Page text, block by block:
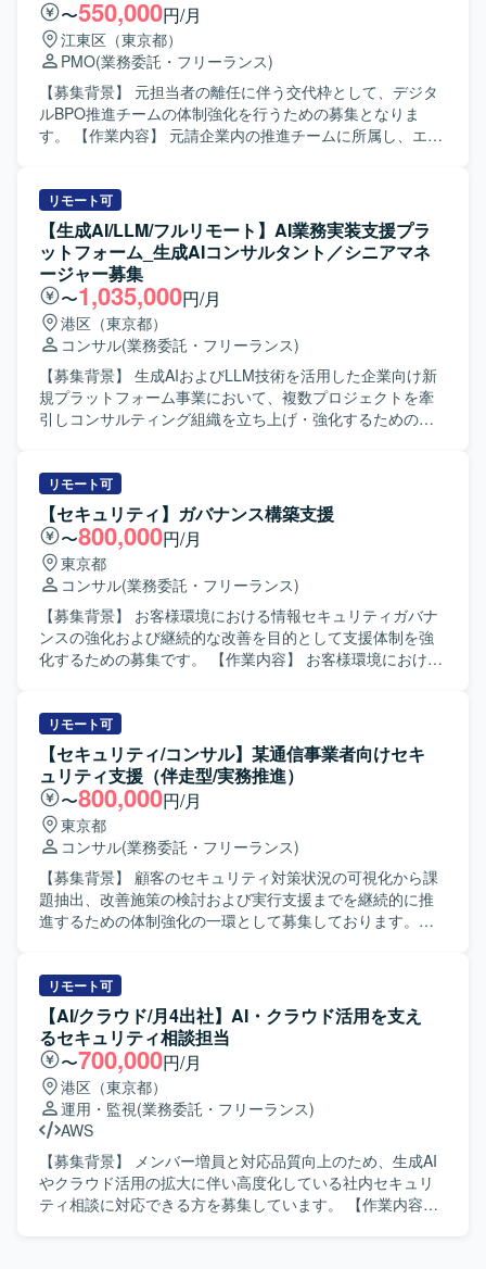
〜550,000円/月
江東区（東京都）
PMO(業務委託・フリーランス)
【募集背景】 元担当者の離任に伴う交代枠として、デジタ
ルBPO推進チームの体制強化を行うための募集となりま
す。 【作業内容】 元請企業内の推進チームに所属し、エン
成、導入サービスの説明および関連資料の作成、管理資料
の更新、顧客へのサービス説明と質疑応答、全体スケジュ
ールの管理、開発チームを含む関係各所との連携、定例会
への参加と意見出し、問い合わせ対応など、プロジェクト
推進に関わる調整業務全般をご担当いただきます。 【求め
る人物像】 顧客の業務内容を主体的に理解し、分かりやす
いドキュメントへ落とし込める方を求めております。多部
署・多関係者と円滑にコミュニケーションを取りながら、
自ら課題を見つけて行動できる能動性をお持ちの方にマッ
チするポジションです。また、役職者クラスのステークホ
ルダーに対しても臆することなく説明や折衝ができる方を
プロジェクトの推進をリーダークラスとして経験いただけ
ます。複数部門との調整やサービス導入のフロント対応を
通じて、ドキュメンテーションスキルやマネジメントスキ
ル、業務改善に関する知見を幅広く習得・発揮できる環境
です。 【開発環境】 ドキュメント作成や説明資料作成にお
いて、ExcelおよびPowerPointなどのオフィスツールを利用
いたします。
リモート可
【生成AI/LLM/フルリモート】AI業務実装支援プラ
ットフォーム_生成AIコンサルタント／シニアマネ
ージャー募集
〜1,035,000円/月
港区（東京都）
コンサル(業務委託・フリーランス)
【募集背景】 生成AIおよびLLM技術を活用した企業向け新
規プラットフォーム事業において、複数プロジェクトを牽
引しコンサルティング組織を立ち上げ・強化するための募
し、要件定義、設計、開発、テスト、導入、定着化まで一
連の工程をリードしていただきます。 複数プロジェクトを
横断的にマネジメントし、ITソリューションの企画やグラ
ンドデザインを策定いただきます。 コンサルタントメンバ
ーの採用・育成を行い、チームビルディングやナレッジマ
ネジメントを推進していただきます。 【求める人物像】 生
成AIやLLMなどの最先端技術に強い興味・関心を持ち、自
社プロダクトとコンサルティングの両面から新たなキャリ
アを築きたいとお考えの方を求めております。 お客様の課
クラスの日本語特化LLMを自社開発できる技術基盤を活用
しながら、生成AI活用の新規プラットフォーム事業の立ち
上げにコアメンバーとして参画いただけます。 複数プロジ
ェクトのリードとコンサルティング組織づくりを通じて、
戦略策定から実行まで一気通貫で携わることができます。
【開発環境】 生成AIおよび日本語特化LLMを中心としたAI
プラットフォーム環境を活用したプロジェクトとなりま
す。
リモート可
【セキュリティ】ガバナンス構築支援
〜800,000円/月
東京都
コンサル(業務委託・フリーランス)
【募集背景】 お客様環境における情報セキュリティガバナ
ンスの強化および継続的な改善を目的として支援体制を強
化するための募集です。 【作業内容】 お客様環境における
の作成を行います。 また、顧客のISMS認証の維持および新
規取得に向けた支援を実施いたします。 さらに、情報セキ
ュリティ部門およびサイバーセキュリティ部門に対して、
ルールや基準の作成・改善などの運用改善支援を行ってい
ただきます。 【求める人物像】 ガバナンス構築に主体的に
取り組み、顧客とコミュニケーションを取りながら提案や
改善を推進できる方を求めています。 論理的な説明やドキ
ュメント作成が得意で、セキュリティフレームワークを踏
まえて柔軟に対応いただける方が望ましいです。 【ポジシ
ョンの魅力】 複数のセキュリティフレームワークを活用し
援など、セキュリティガバナンス分野の専門性を高めるこ
とができるポジションです。 【開発環境】 ガバナンスおよ
びセキュリティポリシー策定に関連する各種ドキュメント
作成環境や標準的なセキュリティフレームワークを利用い
たします。
リモート可
【セキュリティ/コンサル】某通信事業者向けセキ
ュリティ支援（伴走型/実務推進）
〜800,000円/月
東京都
コンサル(業務委託・フリーランス)
【募集背景】 顧客のセキュリティ対策状況の可視化から課
題抽出、改善施策の検討および実行支援までを継続的に推
進するための体制強化の一環として募集しております。
出およびリスク評価を行っていただきます。セキュリティ
改善施策の検討および優先順位付け、実行計画の策定およ
びTo-Be設計を行い、施策実行における顧客伴走支援や運用
への落とし込みを推進していただきます。あわせて、セキ
ュリティに関する日常的な相談対応および意思決定支援、
脆弱性／リスク情報の整理および対応方針の提示、各種ド
キュメント作成（報告資料、改善計画、運用ルール等）を
行っていただきます。 【求める人物像】 顧客との対話を通
じて課題を抽出し構造化することができ、改善施策を自ら
検討して実行可能な形に落とし込める方を求めておりま
す。主体的に意見を出しながら顧客折衝・ディスカッショ
リモート可
【AI/クラウド/月4出社】AI・クラウド活用を支え
るセキュリティ相談担当
〜700,000円/月
港区（東京都）
運用・監視(業務委託・フリーランス)
AWS
【募集背景】 メンバー増員と対応品質向上のため、生成AI
やクラウド活用の拡大に伴い高度化している社内セキュリ
ティ相談に対応できる方を募集しています。 【作業内容】